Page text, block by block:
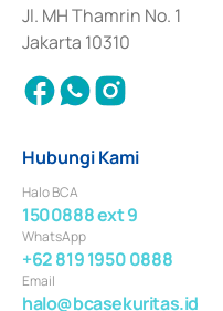
Jl. MH Thamrin No. 1
Jakarta 10310
Hubungi Kami
Halo BCA
1500888 ext 9
WhatsApp
+62 819 1950 0888
Email
halo@bcasekuritas.id